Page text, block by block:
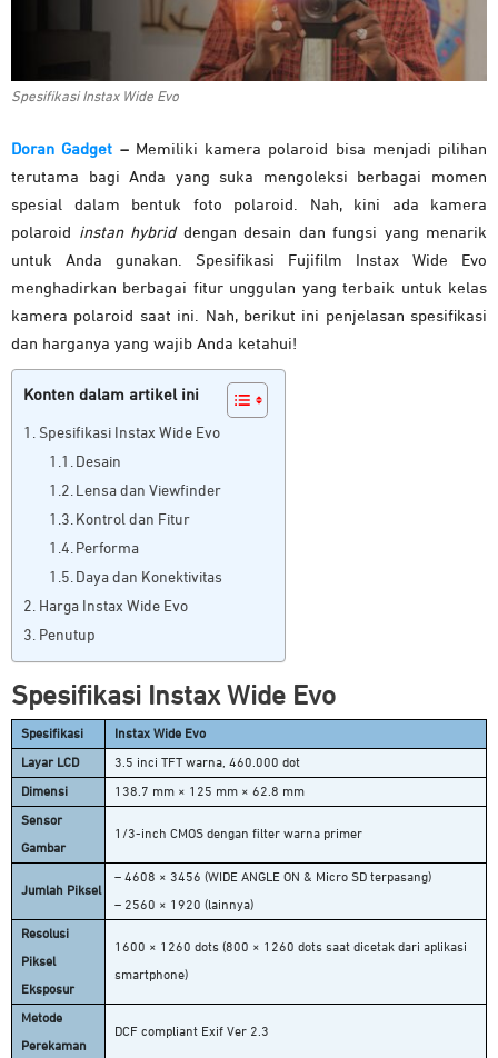
Spesifikasi Instax Wide Evo
Doran Gadget –Memiliki kamera polaroid bisa menjadi pilihan
terutama bagi Anda yang suka mengoleksi berbagai momen
spesial dalam bentuk foto polaroid. Nah, kini ada kamera
polaroid instan hybriddengan desain dan fungsi yang menarik
untuk Anda gunakan. Spesifikasi Fujifilm Instax Wide Evo
menghadirkan berbagai fitur unggulan yang terbaik untuk kelas
kamera polaroid saat ini. Nah, berikut ini penjelasan spesifikasi
dan harganya yang wajib Anda ketahui!
Konten dalam artikel ini
Spesifikasi Instax Wide Evo
Desain
Lensa dan Viewfinder
Kontrol dan Fitur
Performa
Daya dan Konektivitas
Harga Instax Wide Evo
Penutup
Spesifikasi Instax Wide Evo
Spesifikasi Instax Wide Evo
Layar LCD 3.5 inci TFT warna, 460.000 dot
Dimensi 138.7 mm × 125 mm × 62.8 mm
Sensor
Gambar
1/3-inch CMOS dengan filter warna primer
Jumlah Piksel
– 4608 × 3456 (WIDE ANGLE ON & Micro SD terpasang)
– 2560 × 1920 (lainnya)
Resolusi
Piksel
Eksposur
1600 × 1260 dots (800 × 1260 dots saat dicetak dari aplikasi
smartphone)
Metode
Perekaman
DCF compliant Exif Ver 2.3